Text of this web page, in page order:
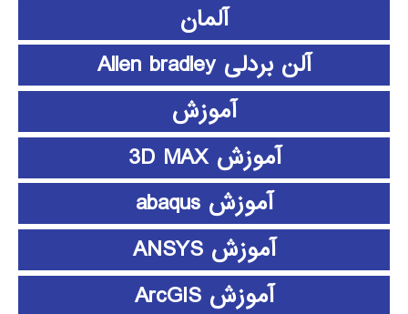
آلمان
آلن بردلی Allen bradley
آموزش
آموزش 3D MAX
آموزش abaqus
آموزش ANSYS
آموزش ArcGIS